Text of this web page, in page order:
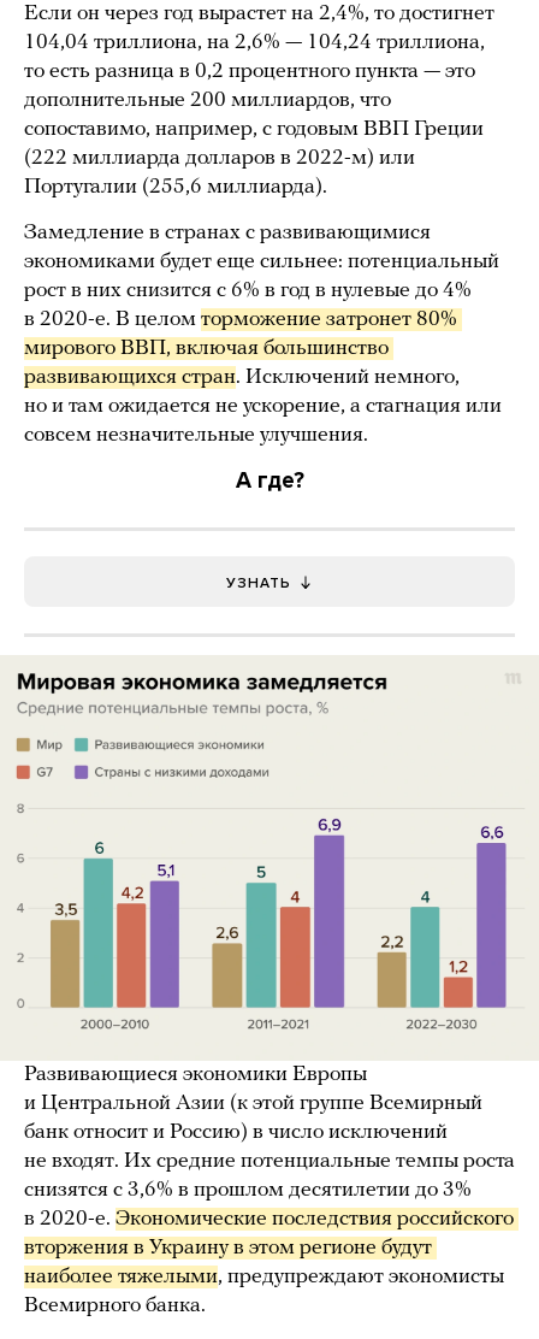
Если он через год вырастет на 2,4%, то достигнет
104,04 триллиона, на 2,6% — 104,24 триллиона,
то есть разница в 0,2 процентного пункта — это
дополнительные 200 миллиардов, что
сопоставимо, например, с годовым ВВП Греции
(222 миллиарда долларов в 2022-м) или
Португалии (255,6 миллиарда).
Замедление в странах с развивающимися
экономиками будет еще сильнее: потенциальный
рост в них снизится с 6% в год в нулевые до 4%
в 2020-е. В целом торможение затронет 80%
мирового ВВП, включая большинство
развивающихся стран. Исключений немного,
но и там ожидается не ускорение, а стагнация или
совсем незначительные улучшения.
А где?
УЗНАТЬ
Развивающиеся экономики Европы
и Центральной Азии (к этой группе Всемирный
банк относит и Россию) в число исключений
не входят. Их средние потенциальные темпы роста
снизятся с 3,6% в прошлом десятилетии до 3%
в 2020-е. Экономические последствия российского
вторжения в Украину в этом регионе будут
наиболее тяжелыми, предупреждают экономисты
Всемирного банка.